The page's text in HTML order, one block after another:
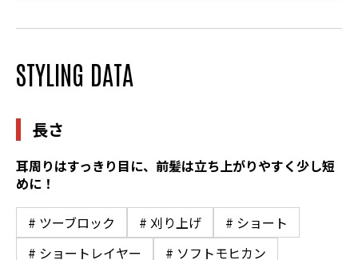
STYLING DATA
長さ
耳周りはすっきり目に、前髪は立ち上がりやすく少し短
めに！
# ツーブロック # 刈り上げ
# ショート
# ショートレイヤー
# ソフトモヒカン